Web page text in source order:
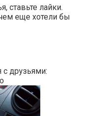
ставьте лайки.
еще хотели бы
с друзьями: